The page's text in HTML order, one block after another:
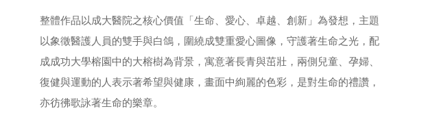
整體作品以成大醫院之核心價值「生命、愛心、卓越、創新」為發想，主題
以象徵醫護人員的雙手與白鴿，圍繞成雙重愛心圖像，守護著生命之光，配
成成功大學榕園中的大榕樹為背景，寓意著長青與茁壯，兩側兒童、孕婦、
復健與運動的人表示著希望與健康，畫面中絢麗的色彩，是對生命的禮讚，
亦彷彿歌詠著生命的樂章。